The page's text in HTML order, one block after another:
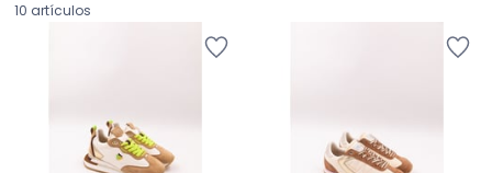
10 artículos